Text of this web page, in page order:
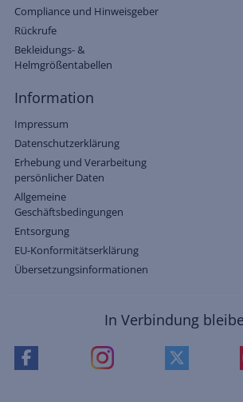
Compliance und Hinweisgeber
Rückrufe
Bekleidungs- &
Helmgrößentabellen
Information
Impressum
Datenschutzerklärung
Erhebung und Verarbeitung
persönlicher Daten
Allgemeine
Geschäftsbedingungen
Entsorgung
EU-Konformitätserklärung
Übersetzungsinformationen
In Verbindung